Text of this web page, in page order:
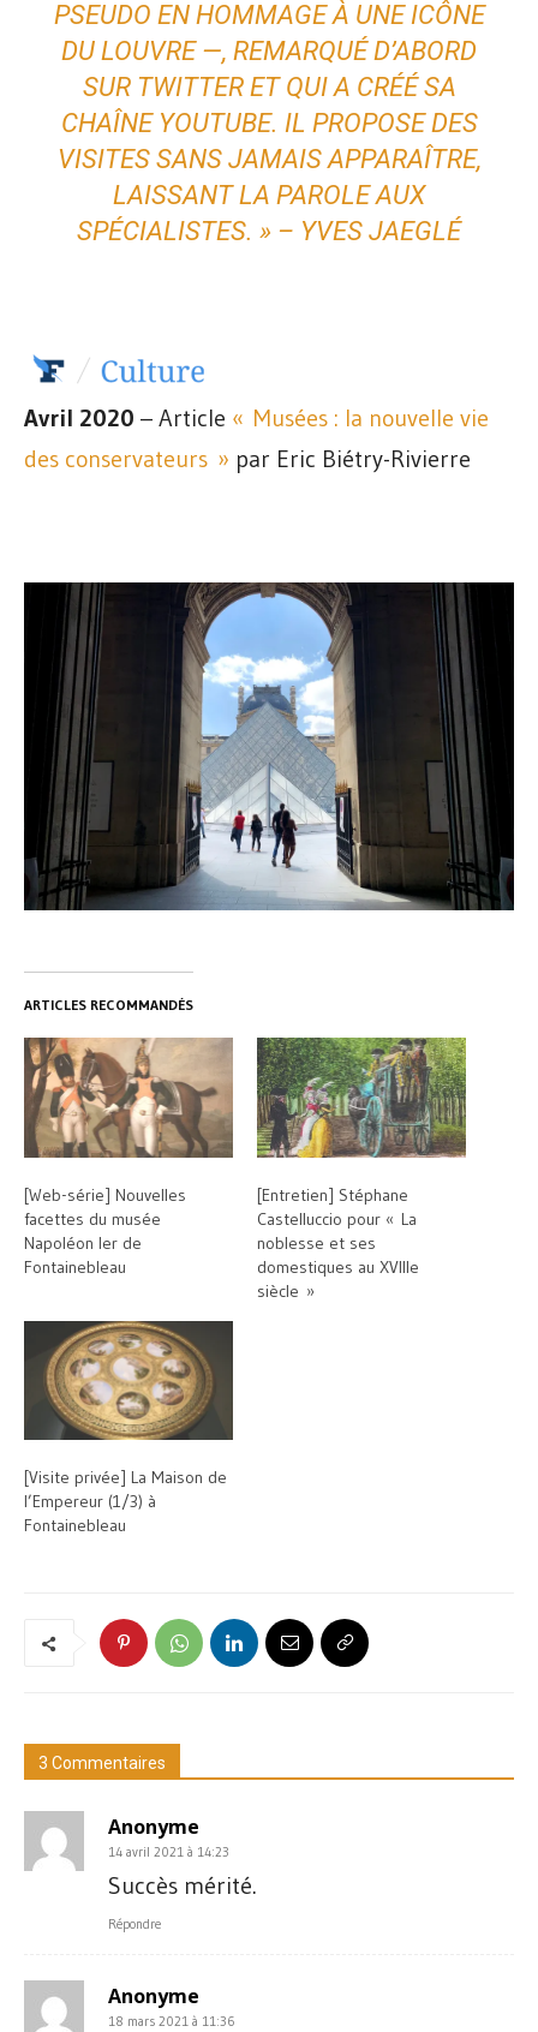
PSEUDO EN HOMMAGE À UNE ICÔNE
DU LOUVRE —, REMARQUÉ D’ABORD
SUR TWITTER ET QUI A CRÉÉ SA
CHAÎNE YOUTUBE. IL PROPOSE DES
VISITES SANS JAMAIS APPARAÎTRE,
LAISSANT LA PAROLE AUX
SPÉCIALISTES. » – YVES JAEGLÉ
Avril 2020 – Article « Musées : la nouvelle vie
des conservateurs » par Eric Biétry-Rivierre
ARTICLES RECOMMANDÉS
[Web-série] Nouvelles
facettes du musée
Napoléon Ier de
Fontainebleau
[Entretien] Stéphane
Castelluccio pour « La
noblesse et ses
domestiques au XVIIIe
siècle »
[Visite privée] La Maison de
l’Empereur (1/3) à
Fontainebleau
3 Commentaires
Anonyme
14 avril 2021 à 14:23
Succès mérité.
Répondre
Anonyme
18 mars 2021 à 11:36